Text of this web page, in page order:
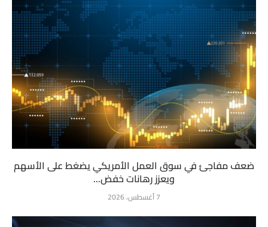
ضعف مفاجئ في سوق العمل الأمريكي يضغط على الأسهم
ويعزز رهانات خفض...
7 أغسطس، 2026